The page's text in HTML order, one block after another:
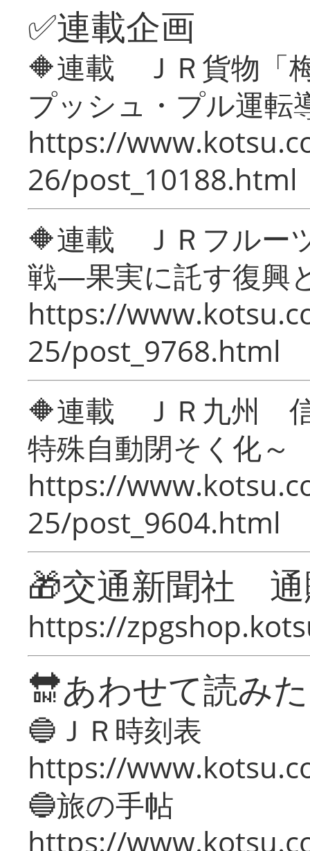
✅連載企画
🔶連載 ＪＲ貨物「
プッシュ・プル運転
https://
26/post_10188.html
🔶連載 ＪＲフルー
戦―果実に託す復興
https://
25/post_9768.html
🔶連載 ＪＲ九州 信
特殊自動閉そく化～
https://
25/post_9604.html
🎁交通新聞社
https://
🔛あわせて読み
🔵ＪＲ時刻表
https://
🔵旅の手帖
https://